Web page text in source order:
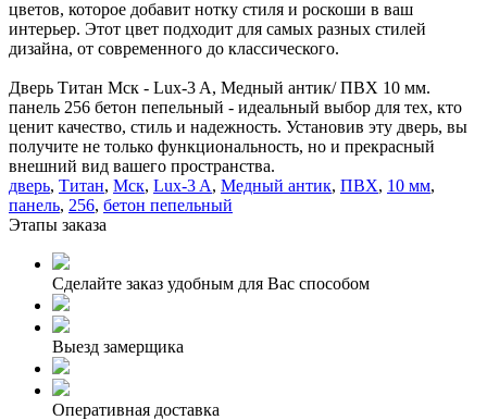
цветов, которое добавит нотку стиля и роскоши в ваш
интерьер. Этот цвет подходит для самых разных стилей
дизайна, от современного до классического.
Дверь Титан Мск - Lux-3 A, Медный антик/ ПВХ 10 мм.
панель 256 бетон пепельный - идеальный выбор для тех, кто
ценит качество, стиль и надежность. Установив эту дверь, вы
получите не только функциональность, но и прекрасный
внешний вид вашего пространства.
дверь, Титан, Мск, Lux-3 A, Медный антик, ПВХ, 10 мм,
панель, 256, бетон пепельный
Этапы заказа
Сделайте заказ удобным для Вас способом
Выезд замерщика
Оперативная доставка